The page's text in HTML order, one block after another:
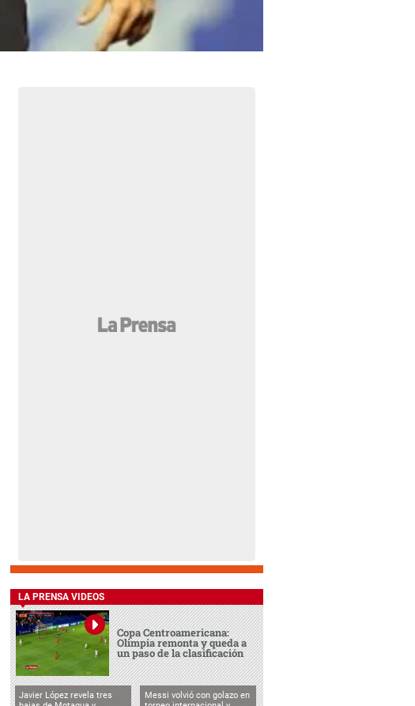
LA PRENSA VIDEOS
Copa Centroamericana:
Olimpia remonta y queda a
un paso de la clasificación
Javier López revela tres
Messi volvió con golazo en